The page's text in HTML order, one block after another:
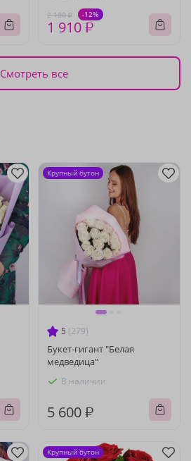
2 180 ₽ -12%
1 910 ₽
Смотреть все
5 (279)
Букет-гигант "Белая
медведица"
В наличии
5 600 ₽
Крупный бутон
Крупный бутон